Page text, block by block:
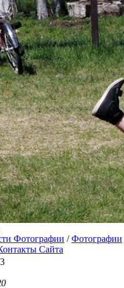
Фотографии /Фотографии
Сайта